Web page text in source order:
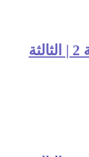
تمارين الفيزياء : سلسلة توليفية 2 | الثالثة